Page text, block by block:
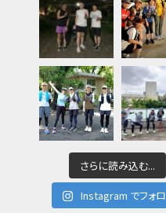
さらに読み込む...
Instagram でフォ